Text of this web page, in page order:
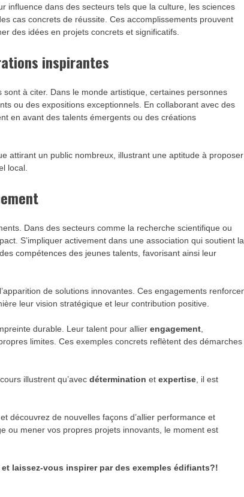
influence dans des secteurs tels que la culture, les sciences
cas concrets de réussite. Ces accomplissements prouvent
des idées en projets concrets et significatifs.
inspirantes
à citer. Dans le monde artistique, certaines personnes
ou des expositions exceptionnels. En collaborant avec des
en avant des talents émergents ou des créations
attirant un public nombreux, illustrant une aptitude à proposer
local.
Dans des secteurs comme la recherche scientifique ou
S’impliquer activement dans une association qui soutient la
compétences des jeunes talents, favorisant ainsi leur
de solutions innovantes. Ces engagements
leur vision stratégique et leur contribution positive.
durable. Leur talent pour allierengagement,
limites. Ces exemples concrets reflètent des démarches
illustrent qu’avecdétermination etexpertise, il est
découvrez de nouvelles façons d’allier performance et
ou mener vos propres projets innovants, le moment est
laissez-vous inspirer par des exemples édifiants?!